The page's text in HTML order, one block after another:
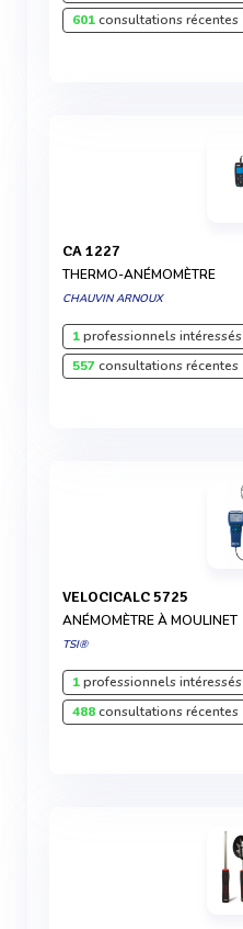
601consultations récentes
CA 1227
THERMO-ANÉMOMÈTRE
CHAUVIN ARNOUX
1professionnels intéressés
557consultations récentes
VELOCICALC 5725
ANÉMOMÈTRE À MOULINET
TSI®
1professionnels intéressés
488consultations récentes